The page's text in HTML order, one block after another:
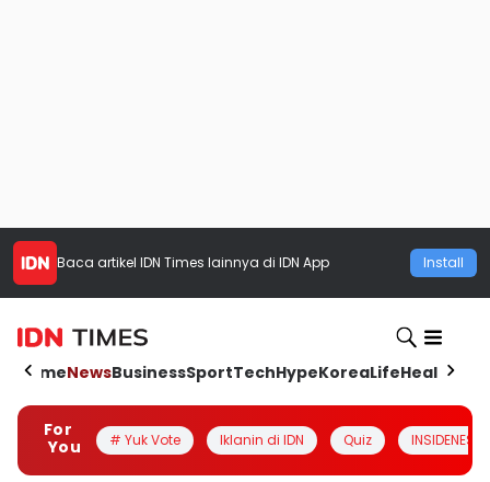
Baca artikel IDN Times lainnya di IDN App Install
HomeNewsBusinessSportTechHypeKoreaLifeHealth
For
You
# Yuk Vote Iklanin di IDN Quiz INSIDENESIA